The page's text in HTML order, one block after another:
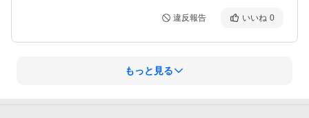
違反報告 いいね 0
もっと見る